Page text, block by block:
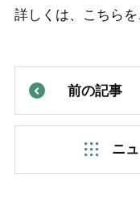
詳しくは、こちらを
前の記事
ニ